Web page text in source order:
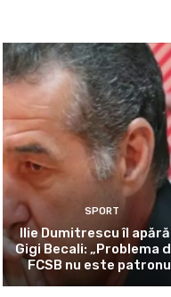
SPORT
Ilie Dumitrescu îl apără
Gigi Becali: „Problema
FCSB nu este